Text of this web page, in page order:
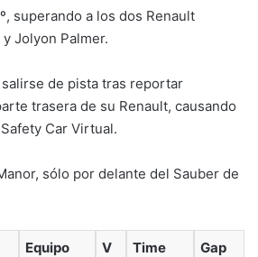
superando a los dos Renault
Jolyon Palmer.
de pista tras reportar
trasera de su Renault, causando
Car Virtual.
sólo por delante del Sauber de
Equipo V Time Gap